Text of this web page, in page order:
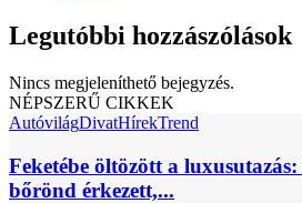
Legutóbbi hozzászólások
Nincs megjeleníthető bejegyzés.
NÉPSZERŰ CIKKEK
AutóvilágDivatHírekTrend
Feketébe öltözött a
bőrönd érkezett,...